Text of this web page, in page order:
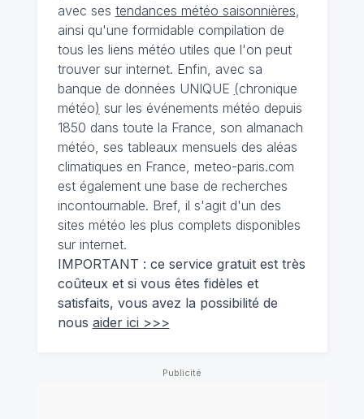
avec ses tendances météo saisonnières,
ainsi qu'une formidable compilation de
tous les liens météo utiles que l'on peut
trouver sur internet. Enfin, avec sa
banque de données UNIQUE (chronique
météo) sur les événements météo depuis
1850 dans toute la France, son almanach
météo, ses tableaux mensuels des aléas
climatiques en France, meteo-paris.com
est également une base de recherches
incontournable. Bref, il s'agit d'un des
sites météo les plus complets disponibles
sur internet.
IMPORTANT : ce service gratuit est très
coûteux et si vous êtes fidèles et
satisfaits, vous avez la possibilité de
nous aider ici >>>